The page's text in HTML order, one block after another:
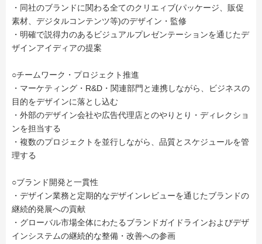
・同社のブランドに関わる全てのクリエィブ(パッケージ、販促
素材、デジタルコンテンツ等)のデザイン・監修
・明確で説得力のあるビジュアルプレゼンテーションを通じたデ
ザインアイディアの提案
○チームワーク・プロジェクト推進
・マーケティング・R&D・関連部門と連携しながら、ビジネスの
目的をデザインに落とし込む
・外部のデザイン会社や広告代理店とのやりとり・ディレクショ
ンを担当する
・複数のプロジェクトを並行しながら、品質とスケジュールを管
理する
○ブランド開発と一貫性
・デザイン業務と定期的なデザインレビューを通じたブランドの
継続的発展への貢献
・グローバル市場全体にわたるブランドガイドラインおよびデザ
インシステムの継続的な整備・改善への参画